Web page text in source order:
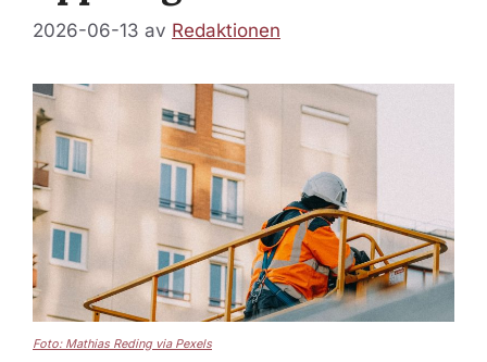
2026-06-13 av Redaktionen
Foto: Mathias Reding via Pexels